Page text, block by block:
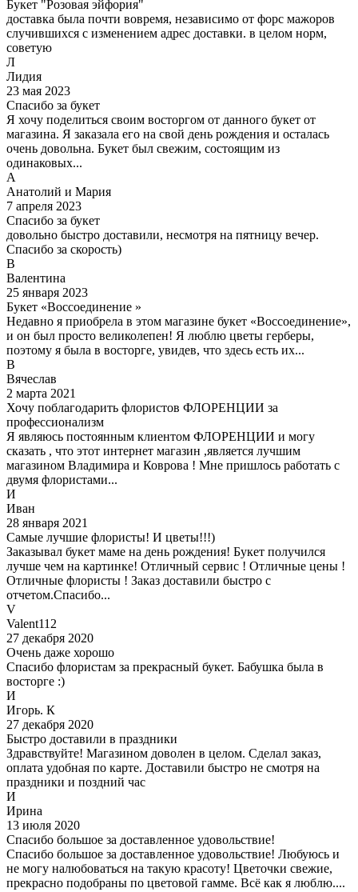
Букет "Розовая эйфория"
доставка была почти вовремя, независимо от форс мажоров
случившихся с изменением адрес доставки. в целом норм,
советую
Л
Лидия
23 мая 2023
Спасибо за букет
Я хочу поделиться своим восторгом от данного букет от
магазина. Я заказала его на свой день рождения и осталась
очень довольна. Букет был свежим, состоящим из
одинаковых...
А
Анатолий и Мария
7 апреля 2023
Спасибо за букет
довольно быстро доставили, несмотря на пятницу вечер.
Спасибо за скорость)
В
Валентина
25 января 2023
Букет «Воссоединение »
Недавно я приобрела в этом магазине букет «Воссоединение»,
и он был просто великолепен! Я люблю цветы герберы,
поэтому я была в восторге, увидев, что здесь есть их...
В
Вячеслав
2 марта 2021
Хочу поблагодарить флористов ФЛОРЕНЦИИ за
профессионализм
Я являюсь постоянным клиентом ФЛОРЕНЦИИ и могу
сказать , что этот интернет магазин ,является лучшим
магазином Владимира и Коврова ! Мне пришлось работать с
двумя флористами...
И
Иван
28 января 2021
Самые лучшие флористы! И цветы!!!)
Заказывал букет маме на день рождения! Букет получился
лучше чем на картинке! Отличный сервис ! Отличные цены !
Отличные флористы ! Заказ доставили быстро с
отчетом.Спасибо...
V
Valent112
27 декабря 2020
Очень даже хорошо
Спасибо флористам за прекрасный букет. Бабушка была в
восторге :)
И
Игорь. К
27 декабря 2020
Быстро доставили в праздники
Здравствуйте! Магазином доволен в целом. Сделал заказ,
оплата удобная по карте. Доставили быстро не смотря на
праздники и поздний час
И
Ирина
13 июля 2020
Спасибо большое за доставленное удовольствие!
Спасибо большое за доставленное удовольствие! Любуюсь и
не могу налюбоваться на такую красоту! Цветочки свежие,
прекрасно подобраны по цветовой гамме. Всё как я люблю....